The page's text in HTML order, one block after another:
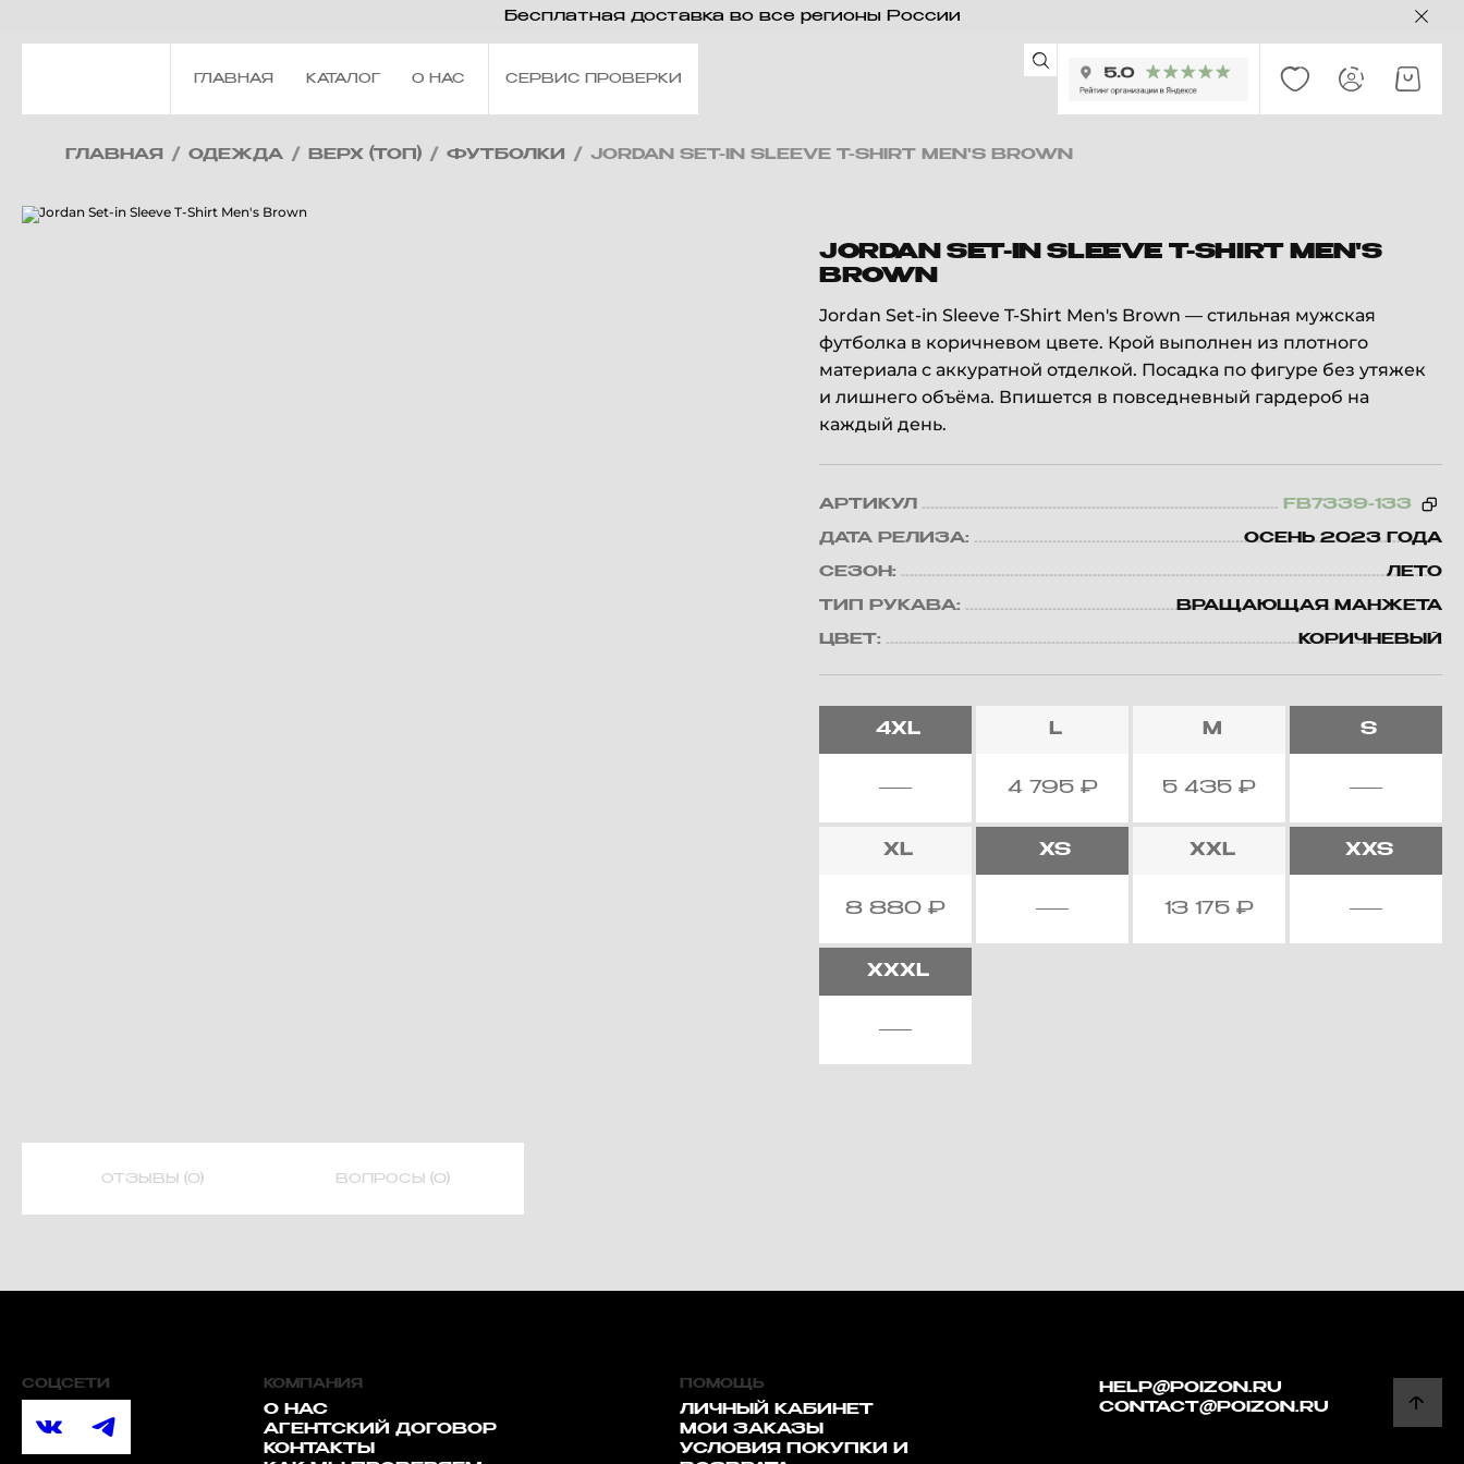
Бесплатная доставка во все регионы России
ГЛАВНАЯ КАТАЛОГ О НАС СЕРВИС ПРОВЕРКИ
ГЛАВНАЯ / ОДЕЖДА / ВЕРХ (ТОП) / ФУТБОЛКИ / JORDAN SET-IN SLEEVE T-SHIRT MEN'S BROWN
JORDAN SET-IN SLEEVE T-SHIRT MEN'S
BROWN
Jordan Set-in Sleeve T-Shirt Men's Brown — стильная мужская
футболка в коричневом цвете. Крой выполнен из плотного
материала с аккуратной отделкой. Посадка по фигуре без утяжек
и лишнего объёма. Впишется в повседневный гардероб на
каждый день.
АРТИКУЛ FB7339-133
ДАТА РЕЛИЗА: ОСЕНЬ 2023 ГОДА
СЕЗОН: ЛЕТО
ТИП РУКАВА: ВРАЩАЮЩАЯ МАНЖЕТА
ЦВЕТ: КОРИЧНЕВЫЙ
4XL L
4 795 ₽
M
5 435₽
S
XL
8 880₽
XS XXL
13 175₽
XXS
XXXL
ОТЗЫВЫ (0) ВОПРОСЫ (0)
СОЦСЕТИ КОМПАНИЯ
О НАС
АГЕНТСКИЙ ДОГОВОР
КОНТАКТЫ
HELP@POIZON.RU
CONTACT@POIZON.RU
ПОМОЩЬ
ЛИЧНЫЙ КАБИНЕТ
МОИ ЗАКАЗЫ
УСЛОВИЯ ПОКУПКИ И